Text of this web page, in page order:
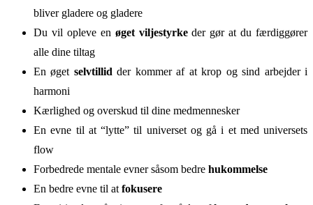
bliver gladere og gladere
Du vil opleve en øget viljestyrkeder gør at du færdiggører
alle dine tiltag
En øget selvtillid der kommer af at krop og sind arbejder i
harmoni
Kærlighed og overskud til dine medmennesker
En evne til at “lytte” til universet og gå i et med universets
flow
Forbedrede mentale evner såsom bedre hukommelse
En bedre evne til at fokusere